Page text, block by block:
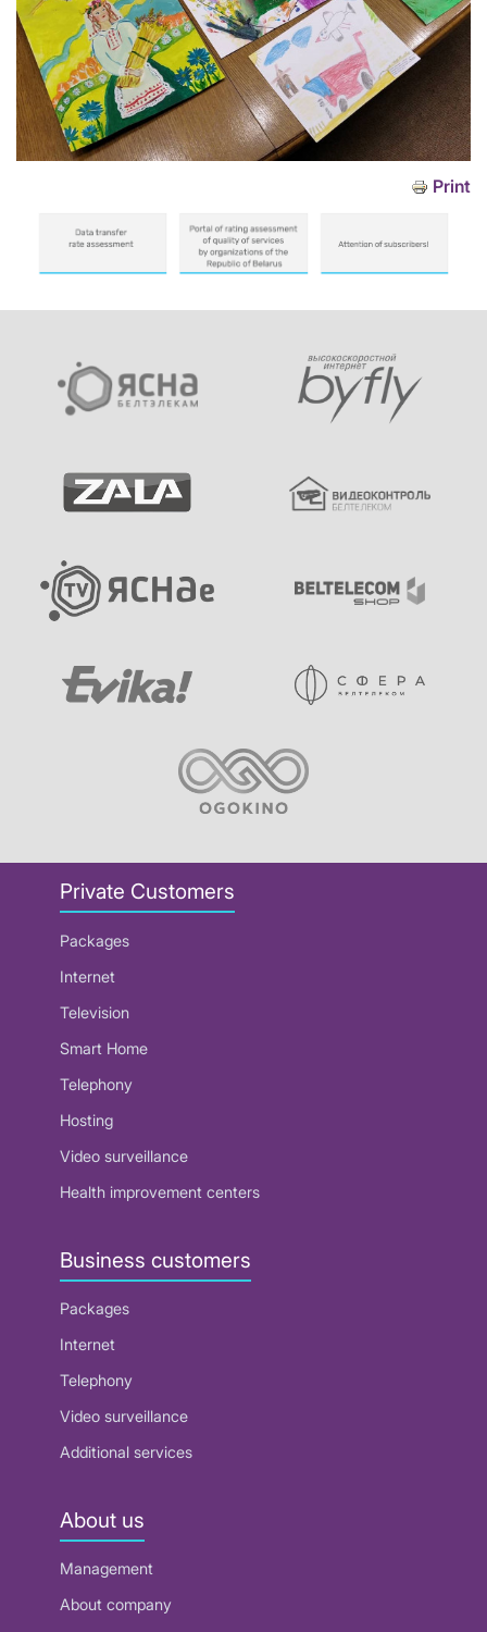
Print
Private Customers
Packages
Internet
Television
Smart Home
Telephony
Hosting
Video surveillance
Health improvement centers
Business customers
Packages
Internet
Telephony
Video surveillance
Additional services
About us
Management
About company